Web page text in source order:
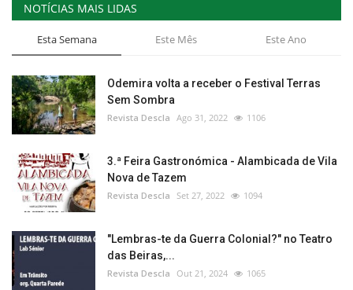
NOTÍCIAS MAIS LIDAS
Esta Semana Este Mês Este Ano
Odemira volta a receber o Festival Terras
Sem Sombra
Revista Descla Ago 31, 2022 1106
3.ª Feira Gastronómica - Alambicada de Vila
Nova de Tazem
Revista Descla Set 27, 2022 1094
"Lembras-te da Guerra Colonial?" no Teatro
das Beiras,...
Revista Descla Out 21, 2024 1065